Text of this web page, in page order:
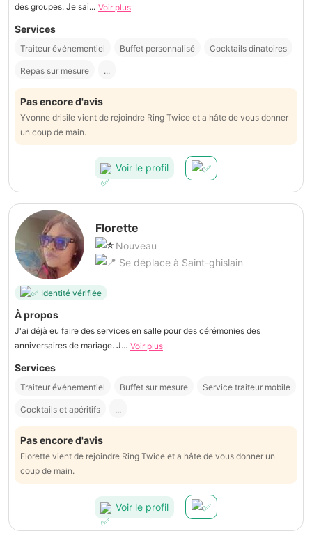
des groupes. Je sai... Voir plus
Services
Traiteur événementiel Buffet personnalisé Cocktails dinatoires
Repas sur mesure ...
Pas encore d'avis
Yvonne drisile vient de rejoindre Ring Twice et a hâte de vous donner
un coup de main.
Voir le profil
Florette
Nouveau
Se déplace à Saint-ghislain
Identité vérifiée
À propos
J'ai déjà eu faire des services en salle pour des cérémonies des
anniversaires de mariage. J... Voir plus
Services
Traiteur événementiel Buffet sur mesure Service traiteur mobile
Cocktails et apéritifs ...
Pas encore d'avis
Florette vient de rejoindre Ring Twice et a hâte de vous donner un
coup de main.
Voir le profil